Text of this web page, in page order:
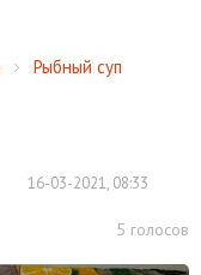
Рыбный суп
16-03-2021, 08:33
5 голосов